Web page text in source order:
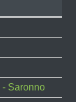
- Saronno